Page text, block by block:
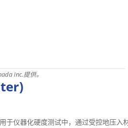
Inc.提供。
于仪器化硬度测试中，通过受控地压